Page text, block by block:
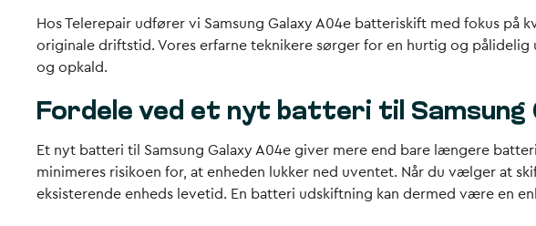
Hos Telerepair udfører vi Samsung Galaxy A04e batteriskift med fokus
originale driftstid. Vores erfarne teknikere sørger for en hurtig og
og opkald.
Fordele ved et nyt batteri til Samsung
Et nyt batteri til Samsung Galaxy A04e giver mere end bare længere
minimeres risikoen for, at enheden lukker ned uventet. Når du vælger at
eksisterende enheds levetid. En batteri udskiftning kan dermed være en